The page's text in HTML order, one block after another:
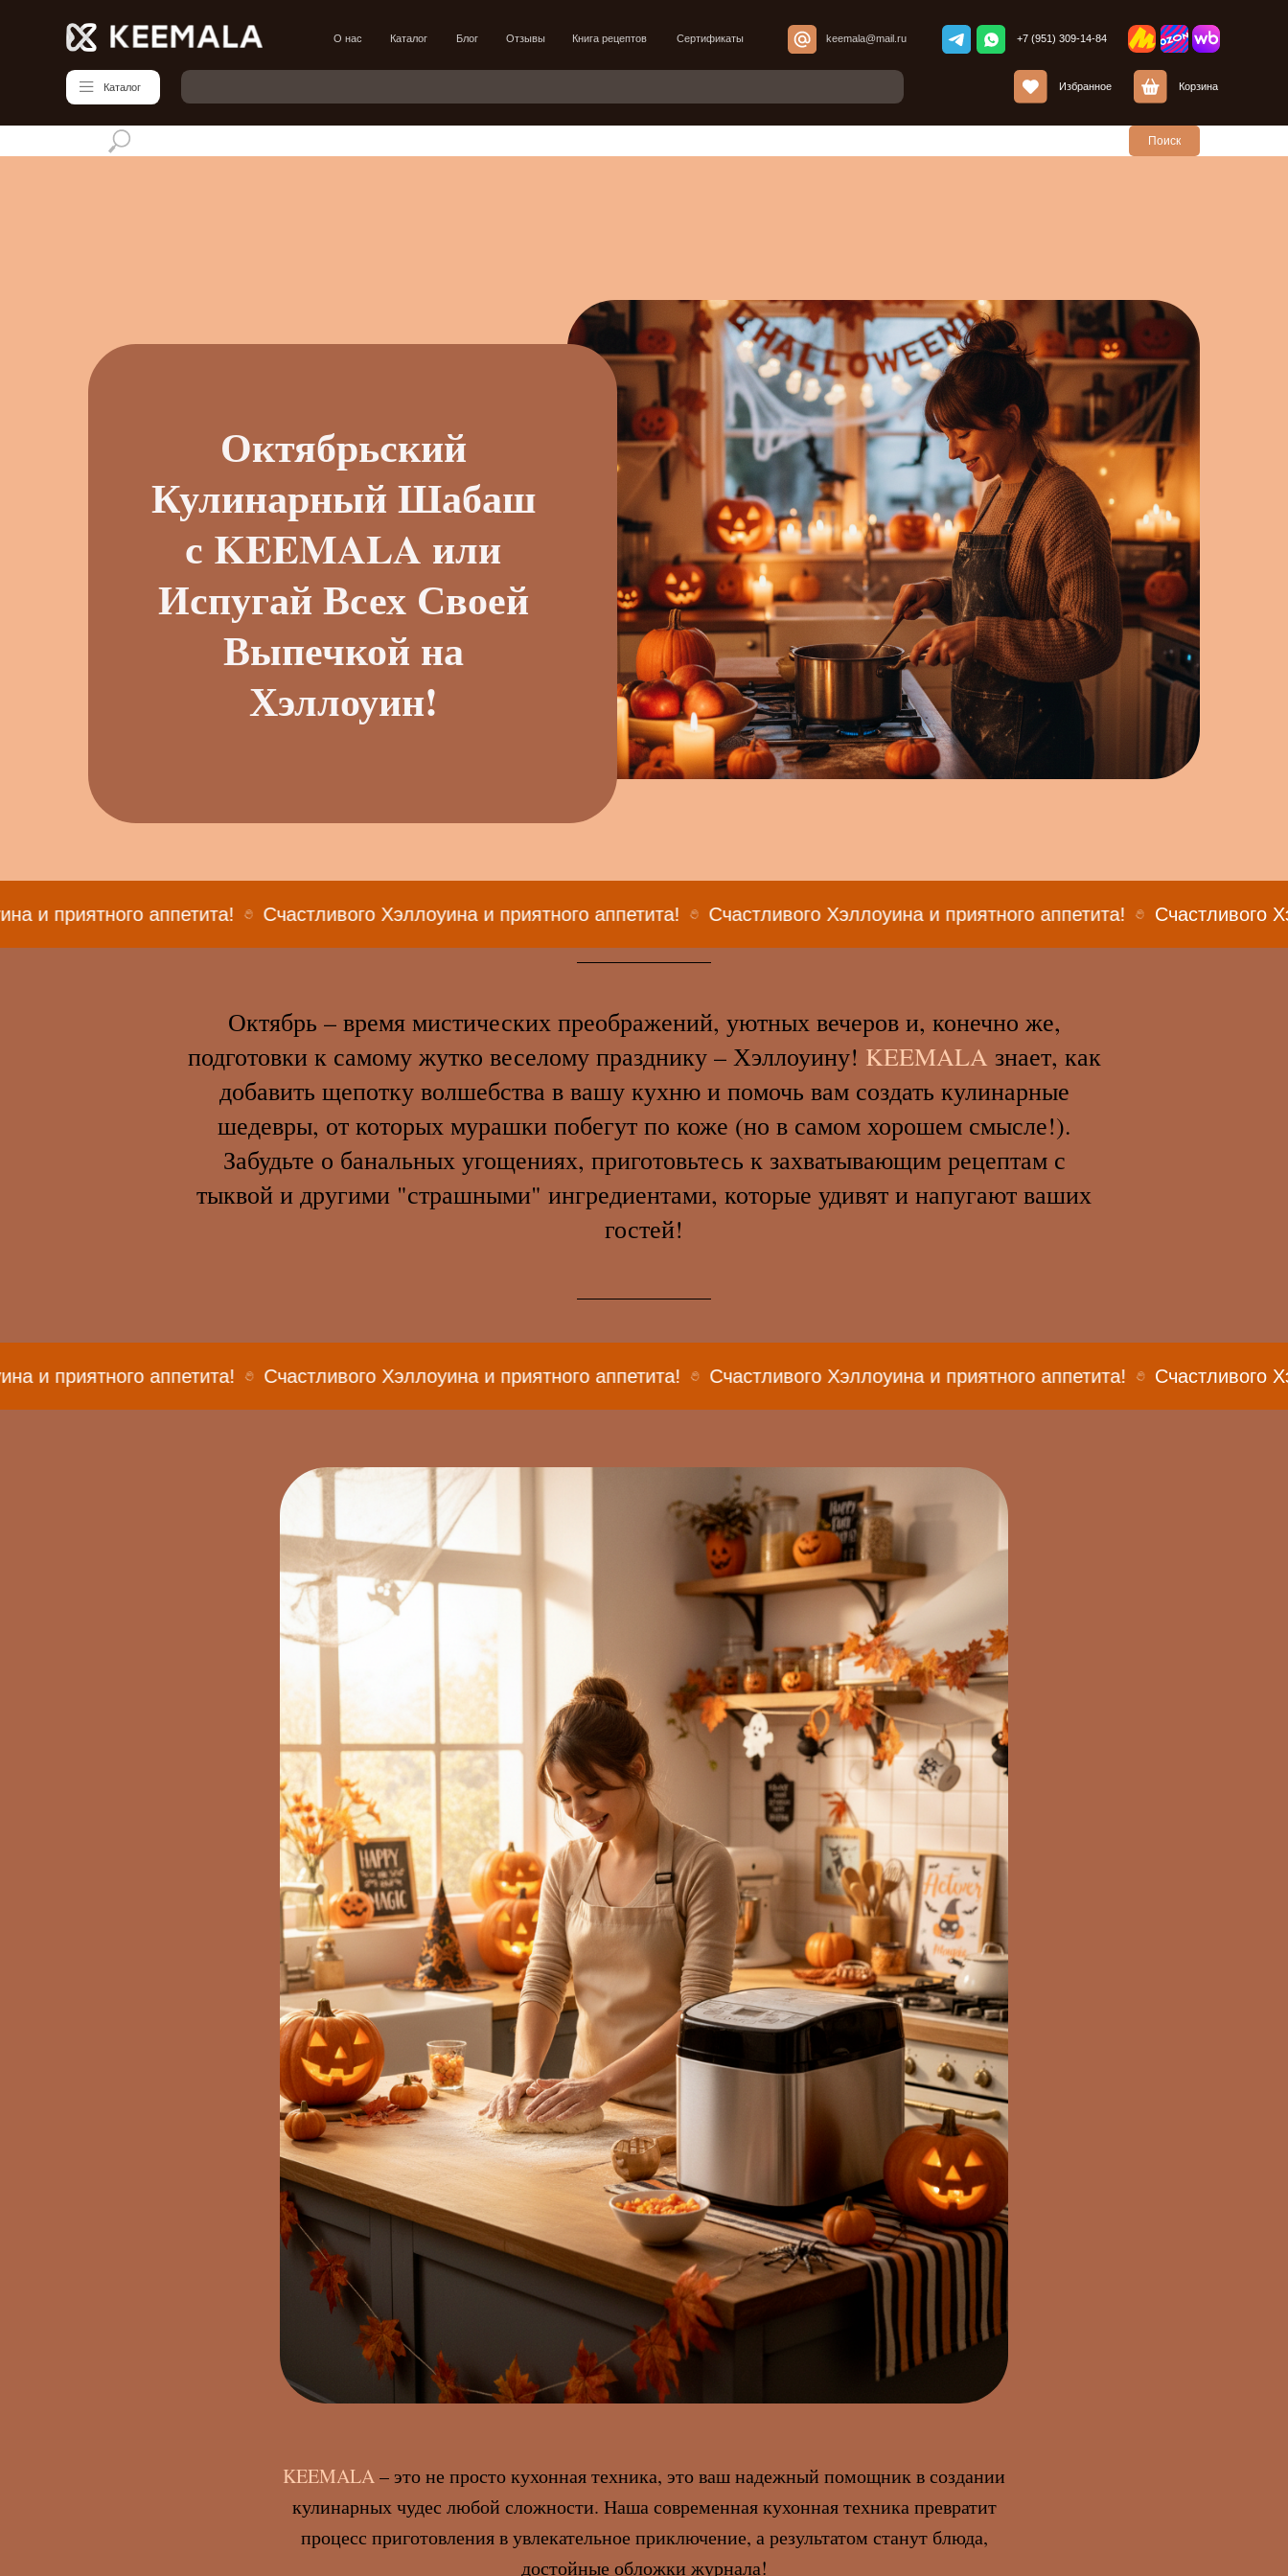
Сертификаты
Каталог Блог Отзывы Книга рецептов keemala@mail.ru +7 (951) 309-14-84
Поиск
Октябрьский
Кулинарный Шабаш
с KEEMALA или
Испугай Всех Своей
Выпечкой на
Хэллоуин!
аппетита! Счастливого Хэллоуина и приятного аппетита! Счастливого Хэллоуина и приятного аппетита! Счастливого Хэллоуина и
Октябрь – время мистических преображений, уютных вечеров и, конечно же,
подготовки к самому жутко веселому празднику – Хэллоуину! KEEMALA знает, как
добавить щепотку волшебства в вашу кухню и помочь вам создать кулинарные
шедевры, от которых мурашки побегут по коже (но в самом хорошем смысле!).
Забудьте о банальных угощениях, приготовьтесь к захватывающим рецептам с
тыквой и другими "страшными" ингредиентами, которые удивят и напугают ваших
гостей!
аппетита! Счастливого Хэллоуина и приятного аппетита! Счастливого Хэллоуина и приятного аппетита! Счастливого Хэллоуина и
KEEMALA– это не просто кухонная техника, это ваш надежный помощник в создании
кулинарных чудес любой сложности. Наша современная кухонная техника превратит
процесс приготовления в увлекательное приключение, а результатом станут блюда,
достойные обложки журнала!